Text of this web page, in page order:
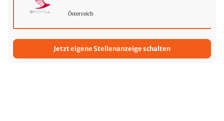
Österreich
Jetzt eigene Stellenanzeige schalten